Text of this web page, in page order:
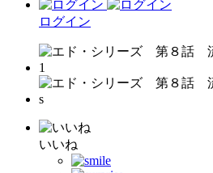
ログイン
いいね